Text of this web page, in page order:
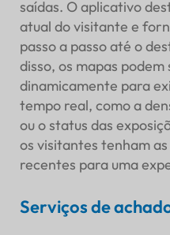
saídas. O aplicativo
atual do visitante e
passo a passo até o
disso, os mapas
dinamicamente para
tempo real, como a
ou o status das
os visitantes tenham
recentes para uma
Serviços de